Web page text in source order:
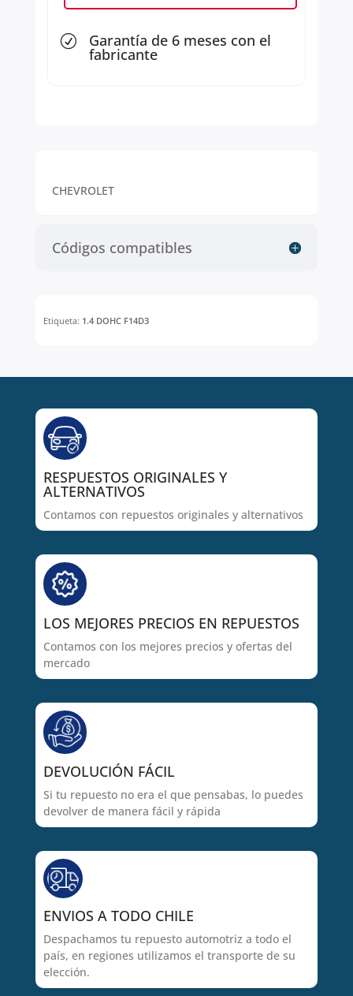
R Garantía de 6 meses con el
fabricante
CHEVROLET
Códigos compatibles
Etiqueta: 1.4 DOHC F14D3
RESPUESTOS ORIGINALES Y
ALTERNATIVOS
Contamos con repuestos originales y alternativos
LOS MEJORES PRECIOS EN REPUESTOS
Contamos con los mejores precios y ofertas del
mercado
DEVOLUCIÓN FÁCIL
Si tu repuesto no era el que pensabas, lo puedes
devolver de manera fácil y rápida
ENVIOS A TODO CHILE
Despachamos tu repuesto automotriz a todo el
país, en regiones utilizamos el transporte de su
elección.